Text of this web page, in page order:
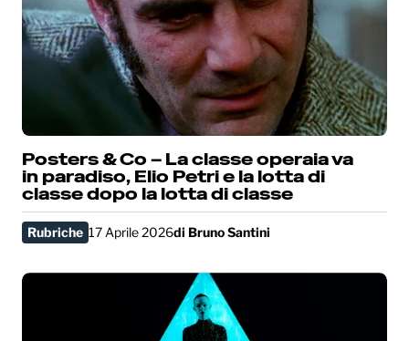
Posters & Co – La classe operaia va
in paradiso, Elio Petri e la lotta di
classe dopo la lotta di classe
Rubriche 17 Aprile 2026di Bruno Santini